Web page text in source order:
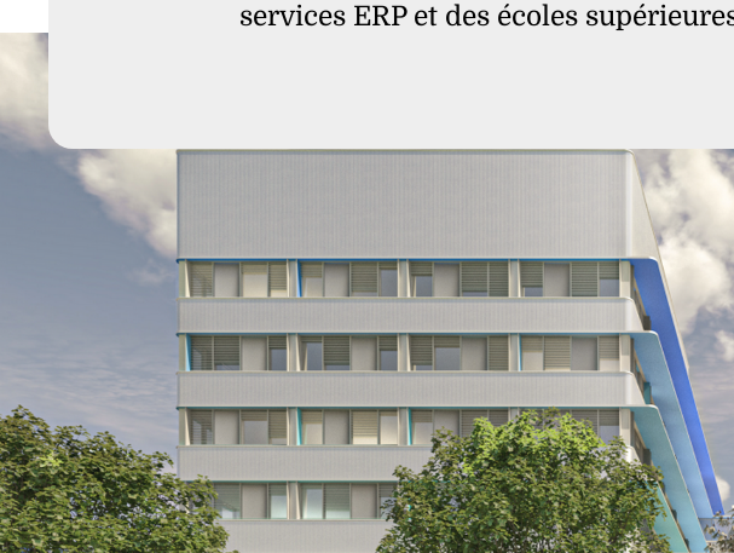
services ERP et des écoles